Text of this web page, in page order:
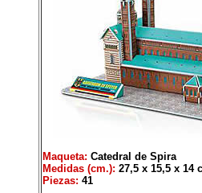
Maqueta: Catedral de Spira
Medidas (cm.): 27,5 x 15,5 x 14
Piezas: 41